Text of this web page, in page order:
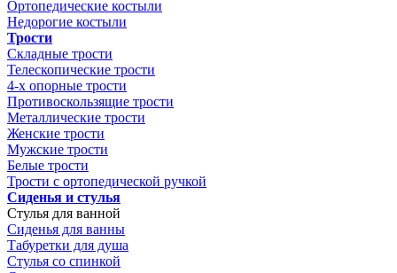
Ортопедические костыли
Недорогие костыли
Трости
Складные трости
Телескопические трости
4-х опорные трости
Противоскользящие трости
Металлические трости
Женские трости
Мужские трости
Белые трости
Трости с ортопедической ручкой
Сиденья и стулья
Стулья для ванной
Сиденья для ванны
Табуретки для душа
Стулья со спинкой